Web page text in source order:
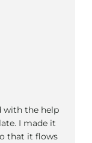
with the help
I made it
that it flows